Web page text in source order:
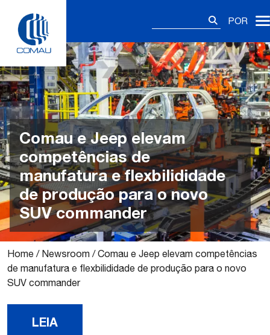
content
POR
Comau e Jeep elevam
competências de
manufatura e flexbilididade
de produção para o novo
SUV commander
Home / Newsroom /Comau e Jeep elevam competências
de manufatura e flexbilididade de produção para o novo
SUV commander
LEIA